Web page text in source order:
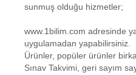
sunmuş olduğu hizmetler;
www.1bilim.com adresinde
uygulamadan yapabilirsiniz.
Ürünler, popüler ürünler
Sınav Takvimi, geri sayım